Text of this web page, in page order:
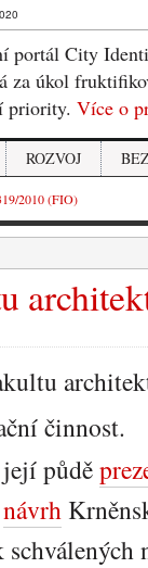
portál City
za úkol
priority. Více o
ROZVOJ
2010 (FIO)
činnost.
půdě
návrh